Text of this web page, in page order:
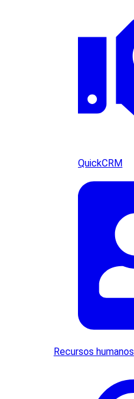
QuickCRM
Recursos humanos